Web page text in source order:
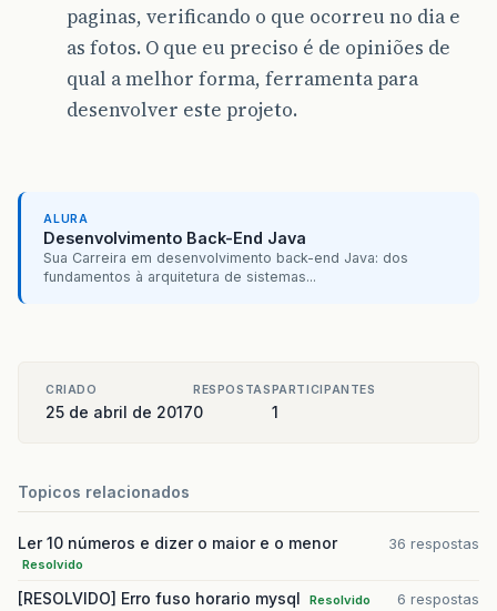
paginas, verificando o que ocorreu no dia e
as fotos. O que eu preciso é de opiniões de
qual a melhor forma, ferramenta para
desenvolver este projeto.
ALURA
Desenvolvimento Back-End Java
Sua Carreira em desenvolvimento back-end Java: dos
fundamentos à arquitetura de sistemas...
CRIADO
25 de abril de 2017
RESPOSTAS
0
PARTICIPANTES
1
Topicos relacionados
Ler 10 números e dizer o maior e o menor
Resolvido
36 respostas
[RESOLVIDO] Erro fuso horario mysql Resolvido 6 respostas